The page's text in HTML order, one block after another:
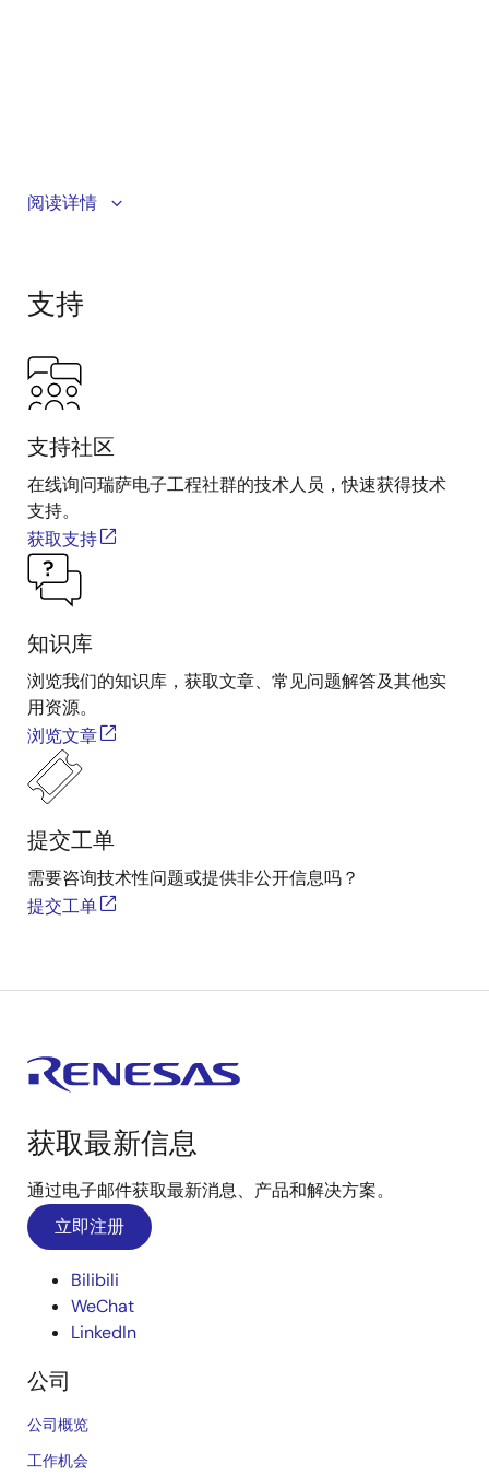
Learn how the ISL8117 buck (step-down) PWM
阅读详情
支持
支持社区
在线询问瑞萨电子工程社群的技术人员，快速获得技术
支持。
获取支持
知识库
浏览我们的知识库，获取文章、常见问题解答及其他实
用资源。
浏览文章
提交工单
需要咨询技术性问题或提供非公开信息吗？
提交工单
获取最新信息
通过电子邮件获取最新消息、产品和解决方案。
立即注册
Bilibili
WeChat
LinkedIn
公司
公司概览
工作机会